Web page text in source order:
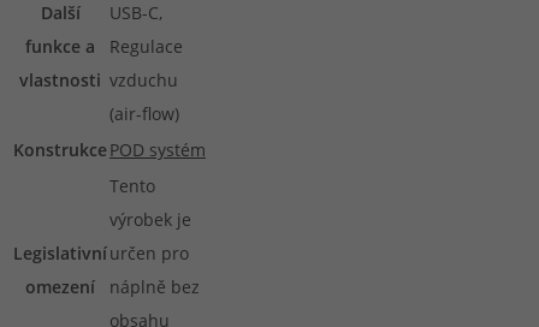
Další
funkce a
vlastnosti
USB-C,
Regulace
vzduchu
(air-flow)
KonstrukcePOD systém
Legislativní
omezení
Tento
výrobek je
určen pro
náplně bez
obsahu